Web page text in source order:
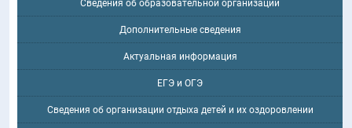
Сведения об образовательной организации
Дополнительные сведения
Актуальная информация
ЕГЭ и ОГЭ
Сведения об организации отдыха детей и их оздоровлении